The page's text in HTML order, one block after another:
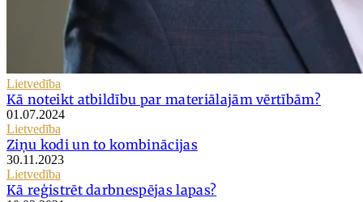
Lietvedība
Kā noteikt atbildību par materiālajām vērtībām?
01.07.2024
Lietvedība
Ziņu kodi un to kombinācijas
30.11.2023
Lietvedība
Kā reģistrēt darbnespējas lapas?